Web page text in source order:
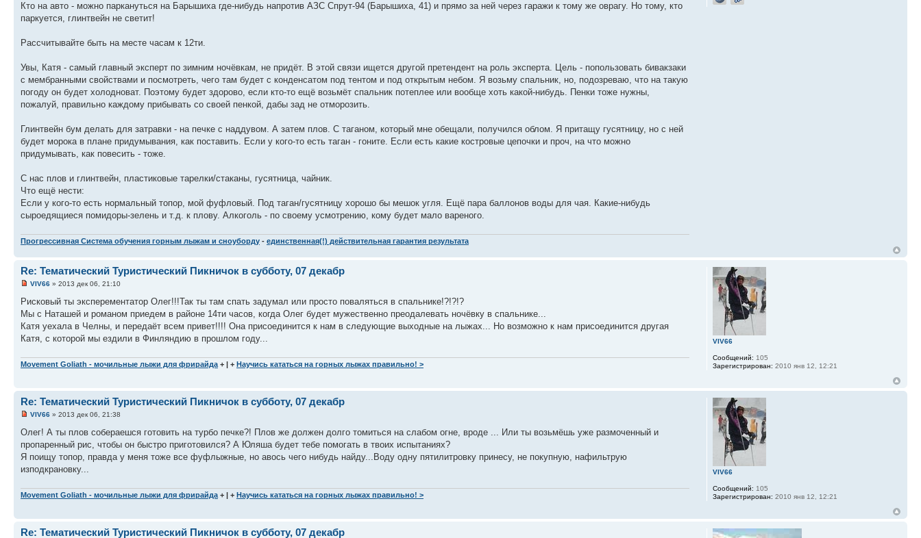
Кто на авто - можно паркануться на Барышиха где-нибудь напротив АЗС Спрут-94 (Барышиха, 41) и прямо за ней через гаражи к тому же оврагу. Но тому, кто
паркуется, глинтвейн не светит!
Рассчитывайте быть на месте часам к 12ти.
Увы, Катя - самый главный эксперт по зимним ночёвкам, не придёт. В этой связи ищется другой претендент на роль эксперта. Цель - попользовать бивакзаки
с мембранными свойствами и посмотреть, чего там будет с конденсатом под тентом и под открытым небом. Я возьму спальник, но, подозреваю, что на такую
погоду он будет холодноват. Поэтому будет здорово, если кто-то ещё возьмёт спальник потеплее или вообще хоть какой-нибудь. Пенки тоже нужны,
пожалуй, правильно каждому прибывать со своей пенкой, дабы зад не отморозить.
Глинтвейн бум делать для затравки - на печке с наддувом. А затем плов. С таганом, который мне обещали, получился облом. Я притащу гусятницу, но с ней
будет морока в плане придумывания, как поставить. Если у кого-то есть таган - гоните. Если есть какие костровые цепочки и проч, на что можно
придумывать, как повесить - тоже.
С нас плов и глинтвейн, пластиковые тарелки/стаканы, гусятница, чайник.
Что ещё нести:
Если у кого-то есть нормальный топор, мой фуфловый. Под таган/гусятницу хорошо бы мешок угля. Ещё пара баллонов воды для чая. Какие-нибудь
сыроедящиеся помидоры-зелень и т.д. к плову. Алкоголь - по своему усмотрению, кому будет мало вареного.
Прогрессивная Система обучения горным лыжам и сноуборду - единственная(!) действительная гарантия результата
Re: Тематический Туристический Пикничок в субботу, 07 декабр
VIV66 » 2013 дек 06, 21:10
Рисковый ты эксперементатор Олег!!!Так ты там спать задумал или просто поваляться в спальнике!?!?!?
Мы с Наташей и романом приедем в районе 14ти часов, когда Олег будет мужественно преодалевать ночёвку в спальнике...
Катя уехала в Челны, и передаёт всем привет!!!! Она присоединится к нам в следующие выходные на лыжах... Но возможно к нам присоединится другая
Катя, с которой мы ездили в Финляндию в прошлом году...
Movement Goliath - мочильные лыжи для фрирайда + | + Научись кататься на горных лыжах правильно! >
VIV66
Сообщений: 105
Зарегистрирован: 2010 янв 12, 12:21
Re: Тематический Туристический Пикничок в субботу, 07 декабр
VIV66 » 2013 дек 06, 21:38
Олег! А ты плов собераешся готовить на турбо печке?! Плов же должен долго томиться на слабом огне, вроде ... Или ты возьмёшь уже размоченный и
пропаренный рис, чтобы он быстро приготовился? А Юляша будет тебе помогать в твоих испытаниях?
Я поищу топор, правда у меня тоже все фуфлыжные, но авось чего нибудь найду...Воду одну пятилитровку принесу, не покупную, нафильтрую
изподкрановку...
Movement Goliath - мочильные лыжи для фрирайда + | + Научись кататься на горных лыжах правильно! >
VIV66
Сообщений: 105
Зарегистрирован: 2010 янв 12, 12:21
Re: Тематический Туристический Пикничок в субботу, 07 декабр